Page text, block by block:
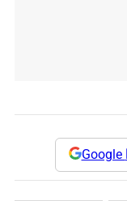
Google